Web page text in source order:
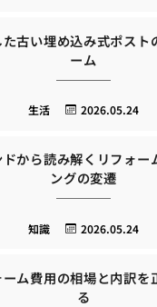
古い埋め込み式ポスト
ーム
2026.05.24
生活
から読み解くリフォー
ングの変遷
2026.05.24
知識
ム費用の相場と内訳を
る